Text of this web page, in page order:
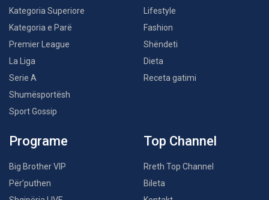
Kategoria Superiore
Kategoria e Parë
Premier League
La Liga
Serie A
Shumësportësh
Sport Gossip
Lifestyle
Fashion
Shëndeti
Dieta
Receta gatimi
Programe
Big Brother VIP
Për’puthen
Top Channel
Rreth Top Channel
Bileta